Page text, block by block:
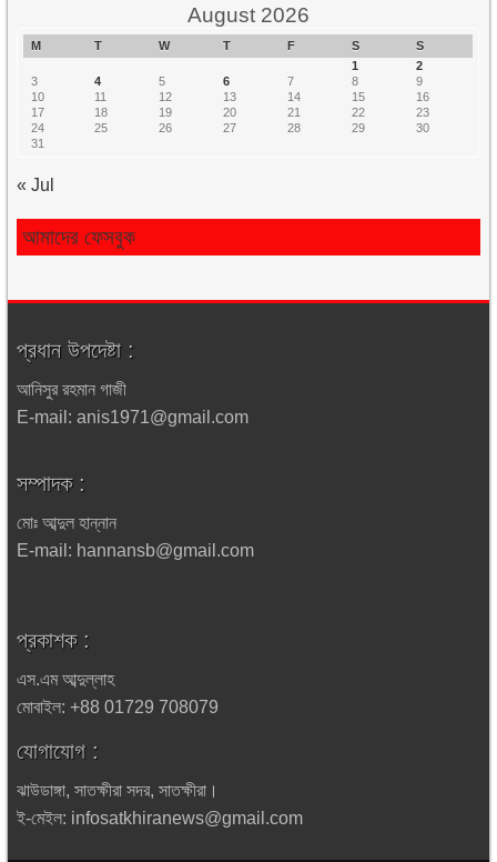
August 2026
M T W T F S
S
1
2
3
4 5 6 7 8
9
10
11 12 13 14 15
16
17
18 19 20 21 22
23
24
25 26 27 28 29
30
31
« Jul
আমাদের ফেসবুক
প্রধান উপদেষ্টা :
আনিসুর রহমান গাজী
E-mail: anis1971@gmail.com
সম্পাদক :
মোঃ আব্দুল হান্নান
E-mail: hannansb@gmail.com
প্রকাশক :
এস.এম আব্দুল্লাহ
মোবাইল: +88 01729 708079
যোগাযোগ :
ঝাউডাঙ্গা, সাতক্ষীরা সদর, সাতক্ষীরা।
ই-মেইল: infosatkhiranews@gmail.com